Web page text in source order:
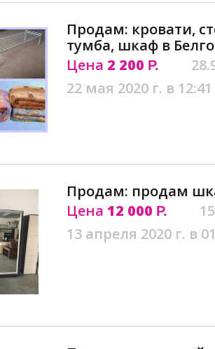
Продам: кровати,
тумба, шкаф в
Цена 2 200 Р.
22 мая 2020 г. в 12:41
Продам: продам
Цена 12 000 Р.
13 апреля 2020 г. в